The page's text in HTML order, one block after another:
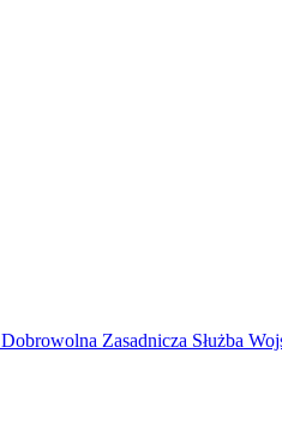
Dobrowolna Zasadnicza Służba